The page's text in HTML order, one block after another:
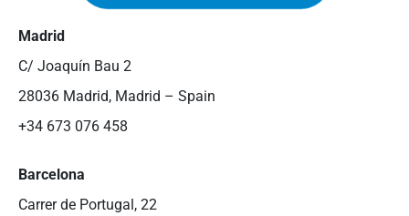
Madrid
C/ Joaquín Bau 2
28036 Madrid, Madrid – Spain
+34 673 076 458
Barcelona
Carrer de Portugal, 22